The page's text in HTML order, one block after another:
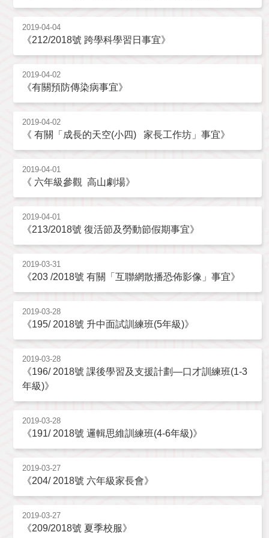
2019-04-04
《212/2018號 跨學科學習日事宜》
2019-04-02
《有關預防傳染病事宜》
2019-04-02
《 有關「成長的天空(小四) 家長工作坊」事宜》
2019-04-01
《 六年級參觀 高山劇場》
2019-04-01
《213/2018號 復活節及勞動節假期事宜》
2019-03-31
《203 /2018號 有關「互聯網散播恐佈影像」事宜》
2019-03-28
《195/ 2018號 升中面試訓練班(5年級)》
2019-03-28
《196/ 2018號 課後學習及支援計劃—口才訓練班(1-3
年級)》
2019-03-28
《191/ 2018號 邏輯思維訓練班(4-6年級)》
2019-03-27
《204/ 2018號 六年級家長會》
2019-03-27
《209/2018號 夏季校服》